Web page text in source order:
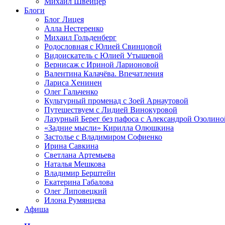
Блоги
Блог Лицея
Алла Нестеренко
Михаил Гольденберг
Родословная с Юлией Свинцовой
Видоискатель с Юлией Утышевой
Вернисаж с Ириной Ларионовой
Валентина Калачёва. Впечатления
Лариса Хенинен
Олег Гальченко
Культурный променад с Зоей Арнаутовой
Путешествуем с Лидией Винокуровой
Лазурный Берег без пафоса с Александрой
«Задние мысли» Кирилла Олюшкина
Застолье с Владимиром Софиенко
Ирина Савкина
Светлана Артемьева
Наталья Мешкова
Владимир Берштейн
Екатерина Габалова
Олег Липовецкий
Илона Румянцева
Афиша